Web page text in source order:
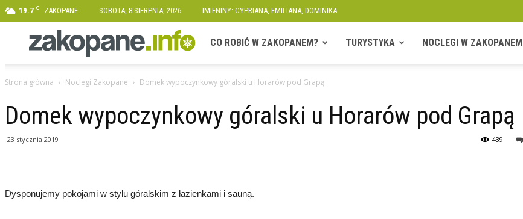
19.7 C ZAKOPANE SOBOTA, 8 SIERPNIA, 2026 IMIENINY: CYPRIANA, EMILIANA, DOMINIKA
Zakopane.info
CO ROBIĆ W ZAKOPANEM? TURYSTYKA NOCLEGI W ZAKOPANEM
Strona główna Noclegi Zakopane Domek wypoczynkowy góralski u Horarów pod Grapą
Domek wypoczynkowy góralski u Horarów pod Grapą
23 stycznia 2019 439
Dysponujemy pokojami w stylu góralskim z łazienkami i sauną.